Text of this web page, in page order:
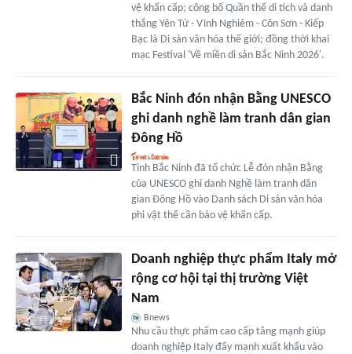
vệ khẩn cấp; công bố Quần thể di tích và danh
thắng Yên Tử - Vĩnh Nghiêm - Côn Sơn - Kiếp
Bạc là Di sản văn hóa thế giới; đồng thời khai
mạc Festival 'Về miền di sản Bắc Ninh 2026'.
Bắc Ninh đón nhận Bằng UNESCO
ghi danh nghề làm tranh dân gian
Đông Hồ
Tỉnh Bắc Ninh đã tổ chức Lễ đón nhận Bằng
của UNESCO ghi danh Nghề làm tranh dân
gian Đông Hồ vào Danh sách Di sản văn hóa
phi vật thể cần bảo vệ khẩn cấp.
Doanh nghiệp thực phẩm Italy mở
rộng cơ hội tại thị trường Việt
Nam
Bnews
Nhu cầu thực phẩm cao cấp tăng mạnh giúp
doanh nghiệp Italy đẩy mạnh xuất khẩu vào